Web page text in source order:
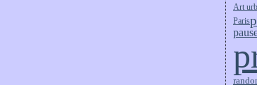
Art
Paris